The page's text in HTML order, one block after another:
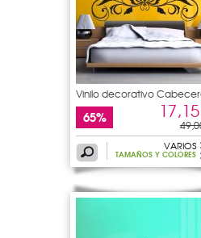
Vinilo decorativo
de
65%
VARIOS
TAMAÑOS Y COLORES